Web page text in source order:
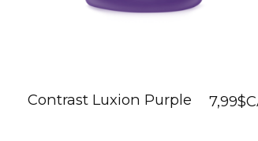
Contrast Luxion Purple